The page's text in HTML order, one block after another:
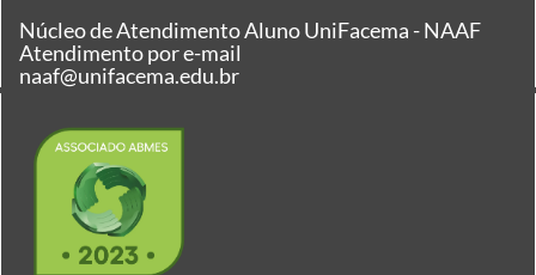
Núcleo de Atendimento Aluno UniFacema - NAAF
Atendimento por e-mail
naaf@unifacema.edu.br